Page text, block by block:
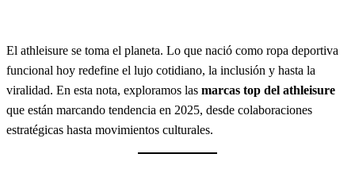
b
o
o
k
a
g
r
a
m
El athleisure se toma el planeta. Lo que nació como ropa deportiva
funcional hoy redefine el lujo cotidiano, la inclusión y hasta la
viralidad. En esta nota, exploramos las marcas top del athleisure
que están marcando tendencia en 2025, desde colaboraciones
estratégicas hasta movimientos culturales.